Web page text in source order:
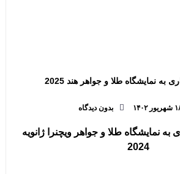
به نمایشگاه طلا و جواهر هند 2025
۱۴۰۲ بدون دیدگاه